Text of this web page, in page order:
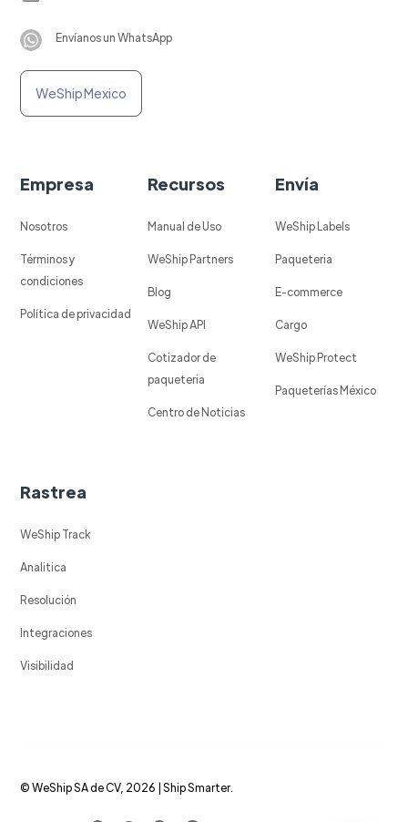
Envíanos un WhatsApp
WeShip Mexico
Empresa
Nosotros
Términos y
condiciones
Política de privacidad
Recursos
Manual de Uso
WeShip Partners
Blog
WeShip API
Cotizador de
paqueteria
Centro de Noticias
Envía
WeShip Labels
Paqueteria
E-commerce
Cargo
WeShip Protect
Paqueterías México
Rastrea
WeShip Track
Analitica
Resolución
Integraciones
Visibilidad
© WeShip SA de CV, 2026 | Ship Smarter.